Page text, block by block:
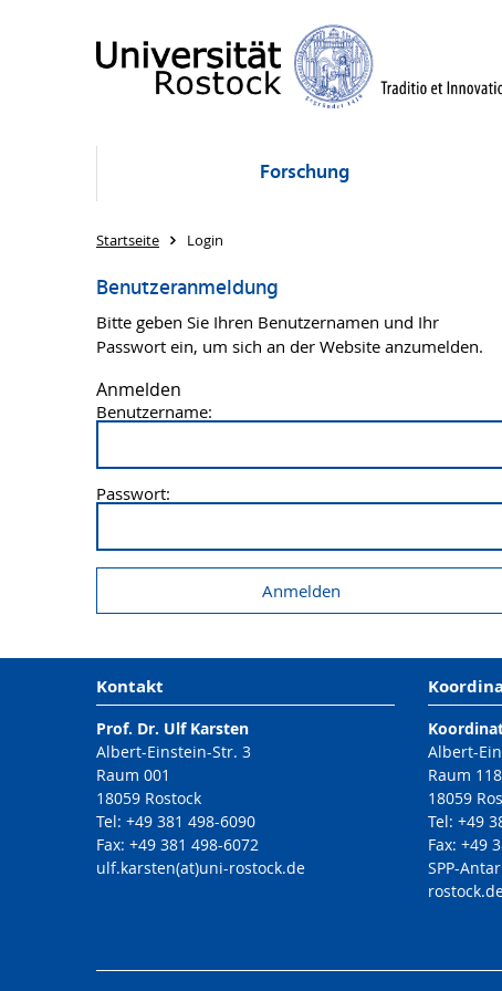
Forschung
Startseite Login
Benutzeranmeldung
Bitte geben Sie Ihren Benutzernamen und Ihr
Passwort ein, um sich an der Website anzumelden.
Anmelden
Benutzername:
Passwort:
Kontakt
Prof. Dr. Ulf Karsten
Albert-Einstein-Str. 3
Raum 001
18059 Rostock
Tel: +49 381 498-6090
Fax: +49 381 498-6072
ulf.karsten(at)uni-rostock.de
Albert-
Raum 118
18059
Tel: +49
Fax: +49
SPP-